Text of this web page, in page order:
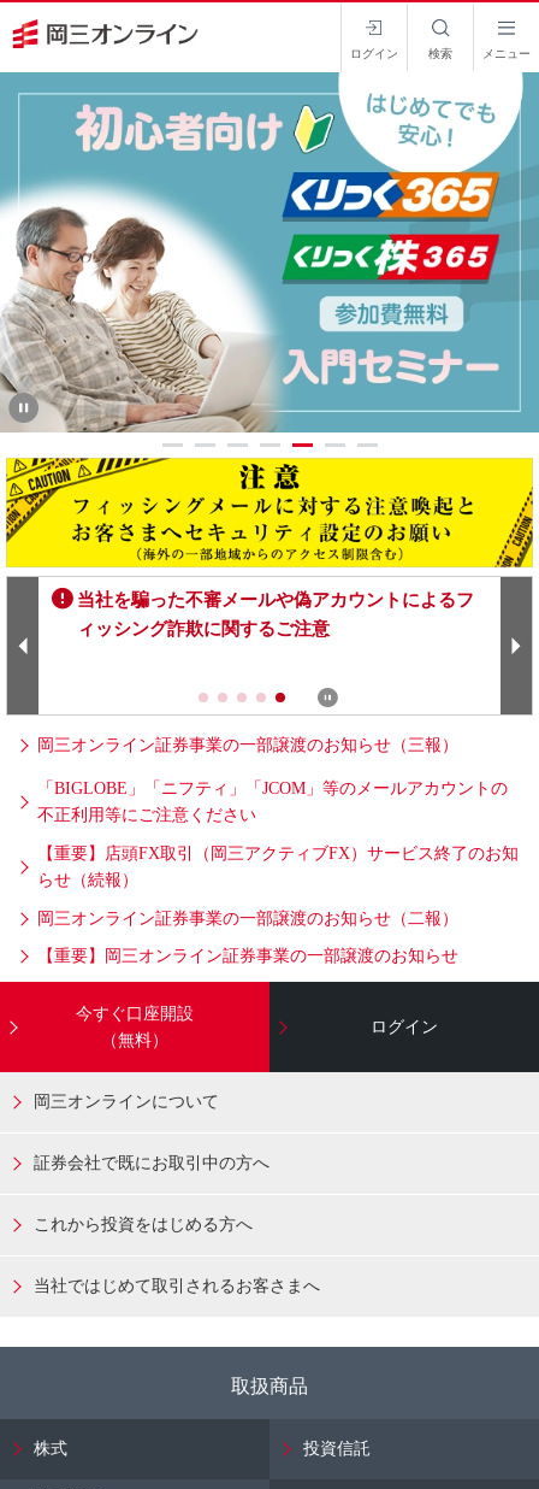
ログイン 検索 メニュー
当社を騙った不審メールや偽アカウントによるフ
ィッシング詐欺に関するご注意
岡三オンライン証券事業の一部譲渡のお知らせ（三報）
「BIGLOBE」「ニフティ」「JCOM」等のメールアカウントの
不正利用等にご注意ください
【重要】店頭FX取引（岡三アクティブFX）サービス終了のお知
らせ（続報）
岡三オンライン証券事業の一部譲渡のお知らせ（二報）
【重要】岡三オンライン証券事業の一部譲渡のお知らせ
今すぐ口座開設
（無料）
ログイン
岡三オンラインについて
証券会社で既にお取引中の方へ
これから投資をはじめる方へ
当社ではじめて取引されるお客さまへ
取扱商品
株式 投資信託